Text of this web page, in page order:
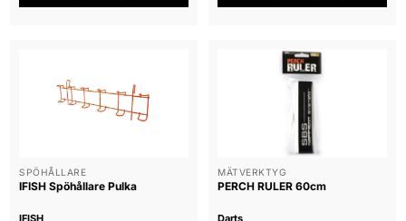
SPÖHÅLLARE
IFISH Spöhållare Pulka
IFISH
MÄTVERKTYG
PERCH RULER 60cm
Darts